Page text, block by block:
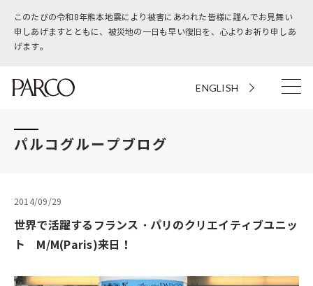
このたびの令和8年熊本地震により被害にあわれた皆様に謹んでお見舞い
申しあげますとともに、被災地の一日も早い復旧を、心よりお祈り申しあ
げます。
ENGLISH
パルコグループブログ
2014/09/29
世界で活躍するフランス・パリのクリエイティブユニッ
ト M/M(Paris)来日！